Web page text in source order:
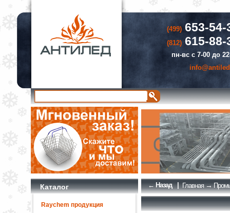
(499)653-54-
(812)615-88-
пн-вс с 7-00 до
Каталог
Raychem продукция
← Назад | Главная→